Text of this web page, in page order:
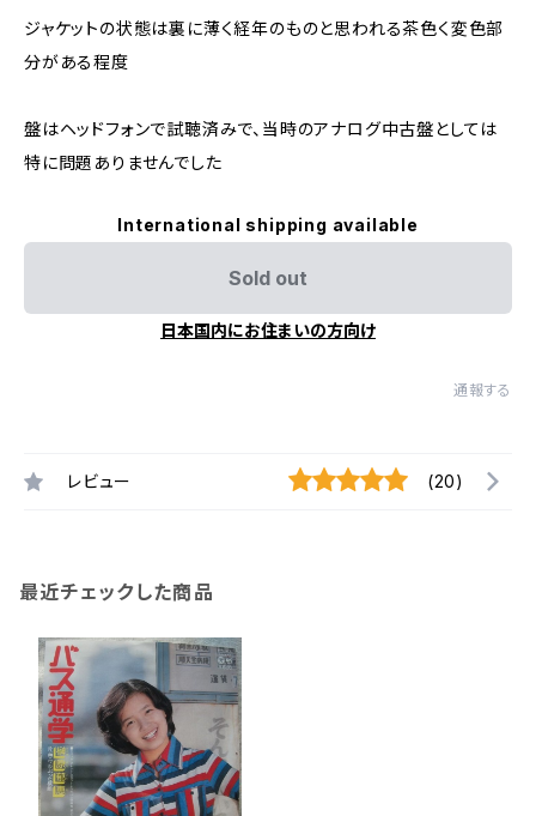
ジャケットの状態は裏に薄く経年のものと思われる茶色く変色部
分がある程度
盤はヘッドフォンで試聴済みで、当時のアナログ中古盤としては
特に問題ありませんでした
International shipping available
Sold out
日本国内にお住まいの方向け
通報する
レビュー (20)
最近チェックした商品